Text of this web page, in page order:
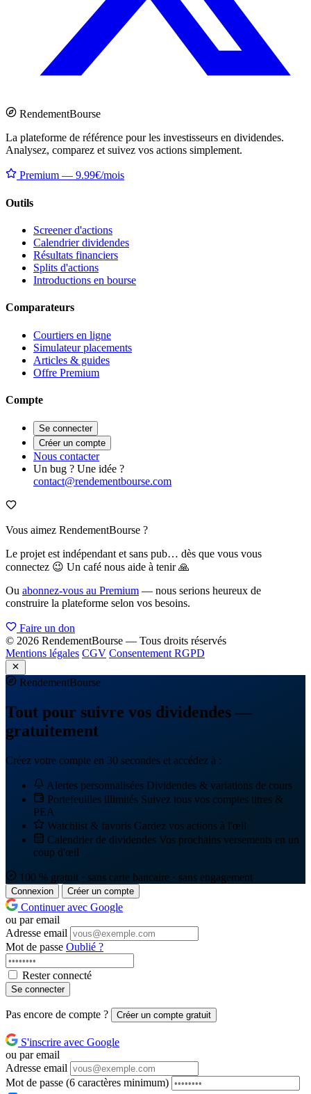
RendementBourse
La plateforme de référence pour les investisseurs en dividendes.
Analysez, comparez et suivez vos actions simplement.
Premium — 9.99€/mois
Outils
Screener d'actions
Calendrier dividendes
Résultats financiers
Splits d'actions
Introductions en bourse
Comparateurs
Courtiers en ligne
Simulateur placements
Articles & guides
Offre Premium
Compte
Se connecter
Créer un compte
Nous contacter
Un bug ? Une idée ?
contact@rendementbourse.com
Vous aimez RendementBourse ?
Le projet est indépendant et sans pub… dès que vous vous
connectez 😉 Un café nous aide à tenir 🙏
Ou abonnez-vous au Premium — nous serions heureux de
construire la plateforme selon vos besoins.
Faire un don
© 2026 RendementBourse — Tous droits réservés
Mentions légales CGV Consentement RGPD
RendementBourse
Tout pour suivre vos dividendes —
gratuitement
Créez votre compte en 30 secondes et accédez à :
Alertes personnalisées Dividendes & variations de cours
Portefeuilles illimités Suivez tous vos comptes titres &
PEA
Watchlist & favoris Gardez vos actions à l'œil
Calendrier de dividendes Vos prochains versements en un
coup d'œil
100 % gratuit · sans carte bancaire · sans engagement
Connexion Créer un compte
Continuer avec Google
ou par email
Adresse email
Mot de passe Oublié ?
Rester connecté
Se connecter
Pas encore de compte ? Créer un compte gratuit
S'inscrire avec Google
ou par email
Adresse email
Mot de passe (6 caractères minimum)